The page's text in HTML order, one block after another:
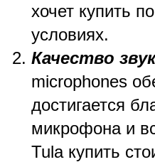
хочет купить
условиях.
Качество
microphones
достигается
микрофона и
Tula купить